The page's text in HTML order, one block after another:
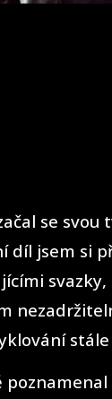
se
díl jsem si